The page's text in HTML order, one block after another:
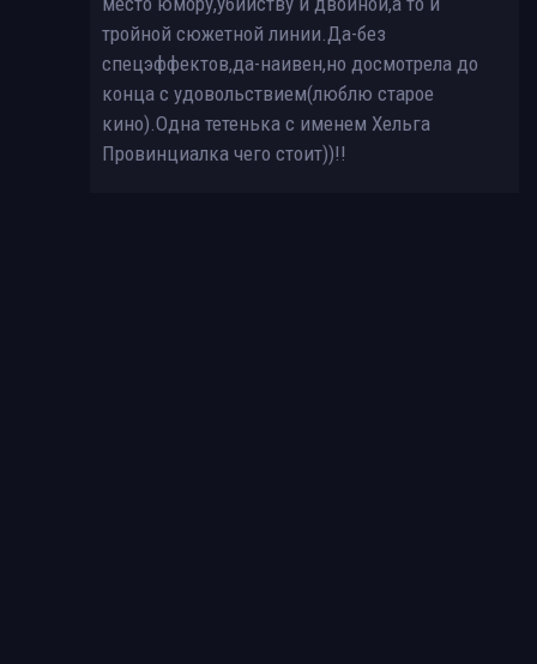
тройной сюжетной линии.Да-без
спецэффектов,да-наивен,но досмотрела до
конца с удовольствием(люблю старое
кино).Одна тетенька с именем Хельга
Провинциалка чего стоит))!!